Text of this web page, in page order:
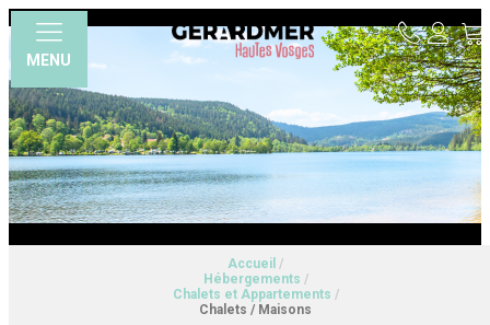
MENU
Accueil /
Hébergements /
Chalets et Appartements /
Chalets / Maisons